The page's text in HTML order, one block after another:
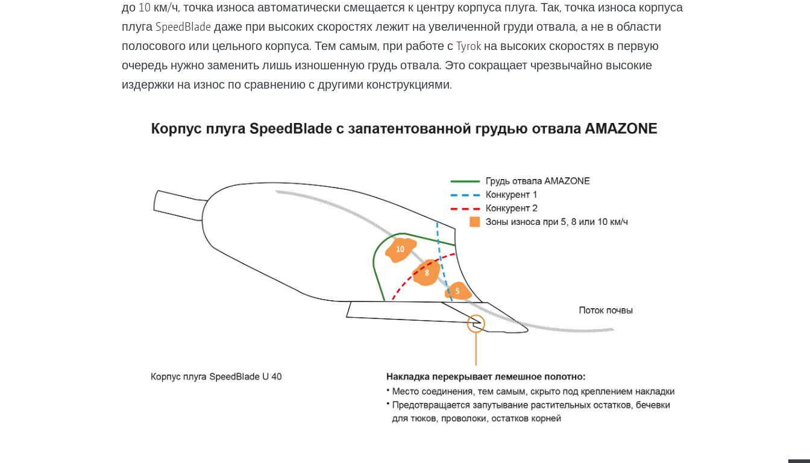
до 10 км/ч, точка износа автоматически смещается к центру корпуса плуга. Так, точка износа корпуса
плуга SpeedBlade даже при высоких скоростях лежит на увеличенной груди отвала, а не в области
полосового или цельного корпуса. Тем самым, при работе с Tyrok на высоких скоростях в первую
очередь нужно заменить лишь изношенную грудь отвала. Это сокращает чрезвычайно высокие
издержки на износ по сравнению с другими конструкциями.